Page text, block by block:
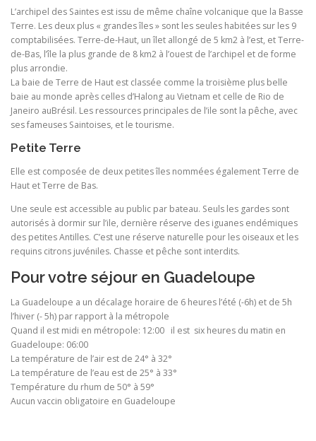
L’archipel des Saintes est issu de même chaîne volcanique que la Basse
Terre. Les deux plus « grandes îles » sont les seules habitées sur les 9
comptabilisées. Terre-de-Haut, un îlet allongé de 5 km2 à l’est, et Terre-
de-Bas, l’île la plus grande de 8 km2 à l’ouest de l’archipel et de forme
plus arrondie.
La baie de Terre de Haut est classée comme la troisième plus belle
baie au monde après celles d’Halong au Vietnam et celle de Rio de
Janeiro auBrésil. Les ressources principales de l’ile sont la pêche, avec
ses fameuses Saintoises, et le tourisme.
Petite Terre
Elle est composée de deux petites îles nommées également Terre de
Haut et Terre de Bas.
Une seule est accessible au public par bateau. Seuls les gardes sont
autorisés à dormir sur l’ile, dernière réserve des iguanes endémiques
des petites Antilles. C’est une réserve naturelle pour les oiseaux et les
requins citrons juvéniles. Chasse et pêche sont interdits.
Pour votre séjour en Guadeloupe
La Guadeloupe a un décalage horaire de 6 heures l’été (-6h) et de 5h
l’hiver (- 5h) par rapport à la métropole
Quand il est midi en métropole: 12:00 il est six heures du matin en
Guadeloupe: 06:00
La température de l’air est de 24° à 32°
La température de l’eau est de 25° à 33°
Température du rhum de 50° à 59°
Aucun vaccin obligatoire en Guadeloupe